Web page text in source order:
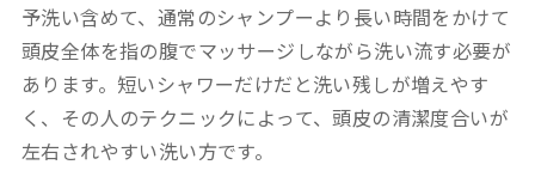
予洗い含めて、通常のシャンプーより長い時間をかけて
頭皮全体を指の腹でマッサージしながら洗い流す必要が
あります。短いシャワーだけだと洗い残しが増えやす
く、その人のテクニックによって、頭皮の清潔度合いが
左右されやすい洗い方です。